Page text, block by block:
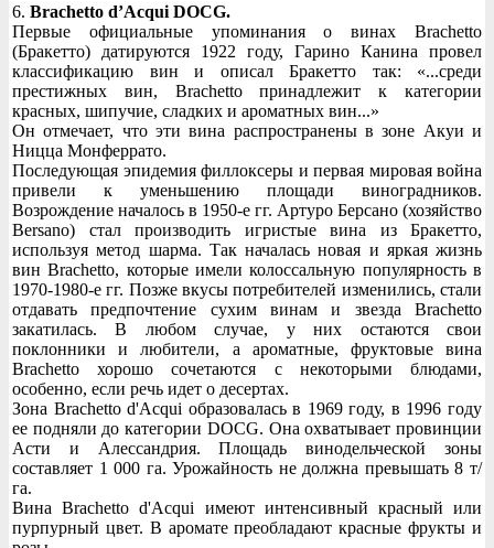
6. Brachetto d’Acqui DOCG.
Первые официальные упоминания о винах Brachetto
(Бракетто) датируются 1922 году, Гарино Канина провел
классификацию вин и описал Бракетто так: «...среди
престижных вин, Brachetto принадлежит к категории
красных, шипучие, сладких и ароматных вин...»
Он отмечает, что эти вина распространены в зоне Акуи и
Ницца Монферрато.
Последующая эпидемия филлоксеры и первая мировая война
привели к уменьшению площади виноградников.
Возрождение началось в 1950-е гг. Артуро Берсано (хозяйство
Bersano) стал производить игристые вина из Бракетто,
используя метод шарма. Так началась новая и яркая жизнь
вин Brachetto, которые имели колоссальную популярность в
1970-1980-е гг. Позже вкусы потребителей изменились, стали
отдавать предпочтение сухим винам и звезда Brachetto
закатилась. В любом случае, у них остаются свои
поклонники и любители, а ароматные, фруктовые вина
Brachetto хорошо сочетаются с некоторыми блюдами,
особенно, если речь идет о десертах.
Зона Brachetto d'Acqui образовалась в 1969 году, в 1996 году
ее подняли до категории DOCG. Она охватывает провинции
Асти и Алессандрия. Площадь винодельческой зоны
составляет 1 000 га. Урожайность не должна превышать 8 т/
га.
Вина Brachetto d'Acqui имеют интенсивный красный или
пурпурный цвет. В аромате преобладают красные фрукты и